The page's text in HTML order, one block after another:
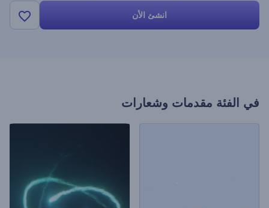
انشئ الأن
في الفئة مقدمات وشعارات